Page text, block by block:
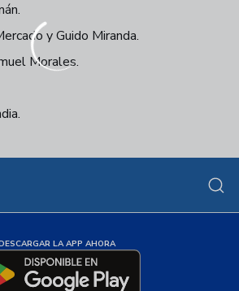
y Guido Miranda.
Morales.
LA APP AHORA